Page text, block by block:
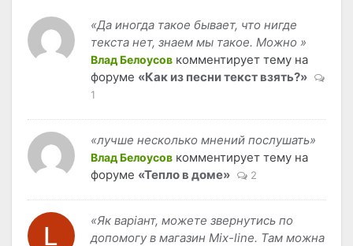
«Да иногда такое бывает, что нигде
текста нет, знаем мы такое. Можно »
Влад Белоусов комментирует тему на
форуме «Как из песни текст взять?»
1
«лучше несколько мнений послушать»
Влад Белоусов комментирует тему на
форуме «Тепло в доме» 2
«Як варіант, можете звернутись по
допомогу в магазин Mix-line. Там можна